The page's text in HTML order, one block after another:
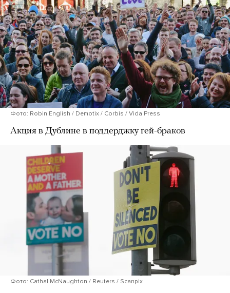
Фото: Robin English / Demotix / Corbis / Vida Press
Акция в Дублине в поддерджку гей-браков
Фото: Cathal McNaughton / Reuters / Scanpix